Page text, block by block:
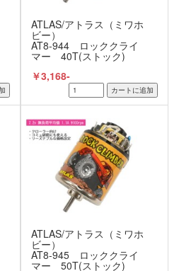
ATLAS/アトラス（ミワホ
ビー）
AT8-944 ロッククライ
マー 40T(ストック)
￥3,168-
ATLAS/アトラス（ミワホ
ビー）
AT8-945 ロッククライ
マー 50T(ストック)